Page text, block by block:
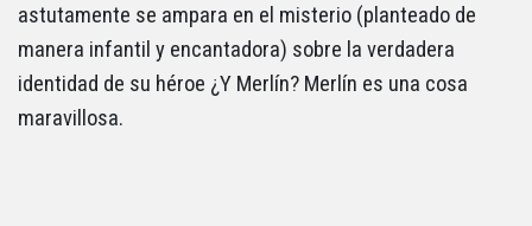
astutamente se ampara en el misterio (planteado de
manera infantil y encantadora) sobre la verdadera
identidad de su héroe ¿Y Merlín? Merlín es una cosa
maravillosa.